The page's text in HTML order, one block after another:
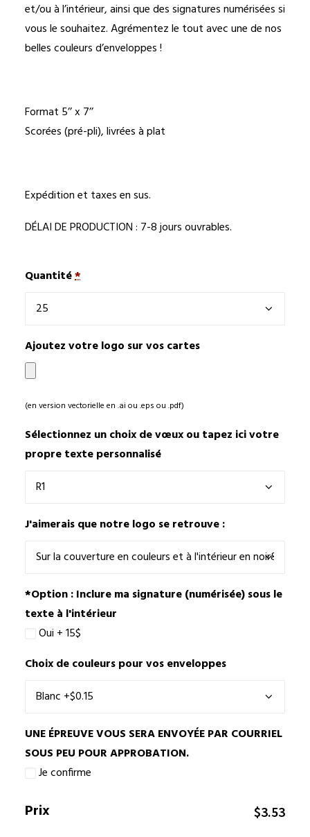
et/ou à l’intérieur, ainsi que des signatures numérisées si
vous le souhaitez. Agrémentez le tout avec une de nos
belles couleurs d’enveloppes !
Format 5’’ x 7’’
Scorées (pré-pli), livrées à plat
Expédition et taxes en sus.
DÉLAI DE PRODUCTION : 7-8 jours ouvrables.
Quantité*
Ajoutez votre logo sur vos cartes
(en version vectorielle en .ai ou .eps ou .pdf)
Sélectionnez un choix de vœux ou tapez ici votre
propre texte personnalisé
J'aimerais que notre logo se retrouve :
*Option : Inclure ma signature (numérisée) sous le
texte à l'intérieur
Oui + 15$
Choix de couleurs pour vos enveloppes
UNE ÉPREUVE VOUS SERA ENVOYÉE PAR COURRIEL
SOUS PEU POUR APPROBATION.
Je confirme
Prix $3.53